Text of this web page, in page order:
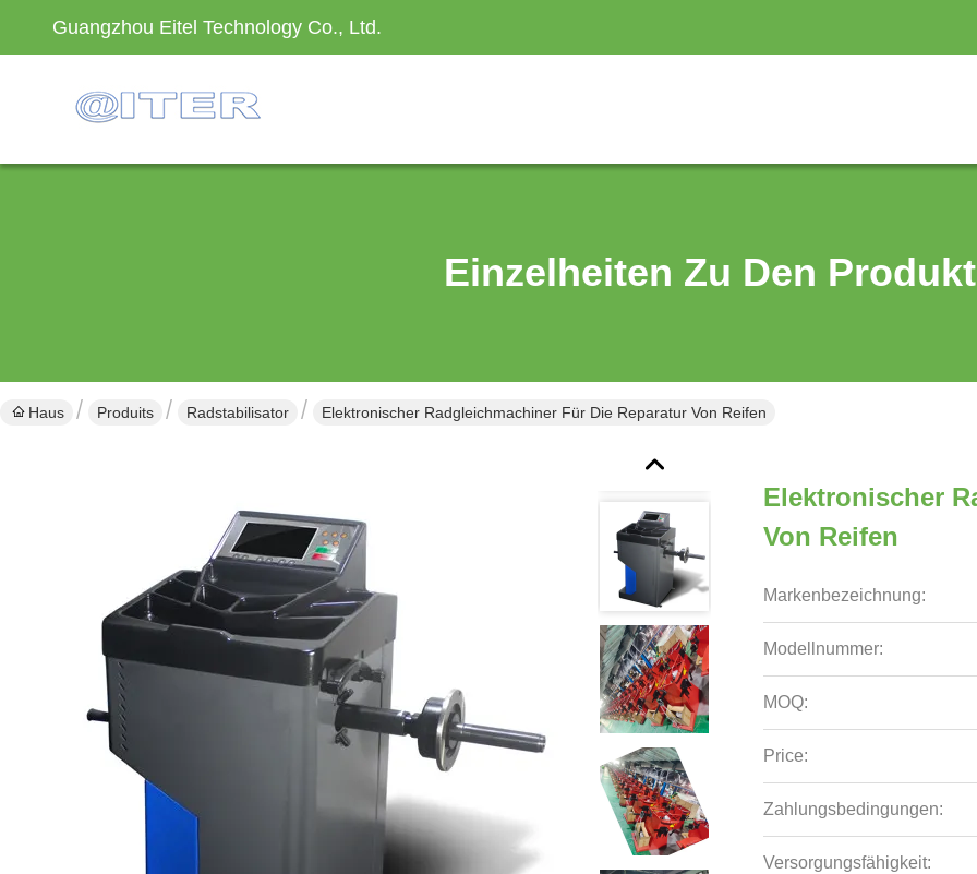
Guangzhou Eitel Technology Co., Ltd.
Einzelheiten Zu Den
Haus Produits Radstabilisator Elektronischer Radgleichmachiner Für Die Reparatur Von Reifen
Elektronischer
Von Reifen
Markenbezeichnung:
Modellnummer:
MOQ:
Price:
Zahlungsbedingungen:
Versorgungsfähigkeit: